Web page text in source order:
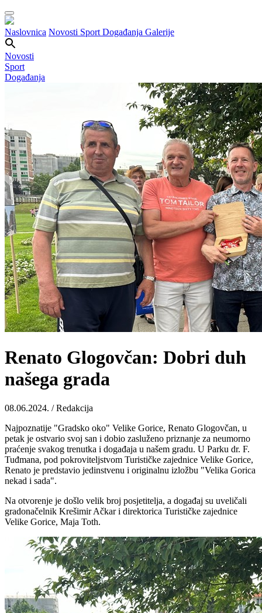
Naslovnica Novosti Sport Događanja Galerije
Novosti
Sport
Događanja
Renato Glogovčan: Dobri duh
našega grada
08.06.2024. / Redakcija
Najpoznatije "Gradsko oko" Velike Gorice, Renato Glogovčan, u
petak je ostvario svoj san i dobio zasluženo priznanje za neumorno
praćenje svakog trenutka i događaja u našem gradu. U Parku dr. F.
Tuđmana, pod pokroviteljstvom Turističke zajednice Velike Gorice,
Renato je predstavio jedinstvenu i originalnu izložbu "Velika Gorica
nekad i sada".
Na otvorenje je došlo velik broj posjetitelja, a događaj su uveličali
gradonačelnik Krešimir Ačkar i direktorica Turističke zajednice
Velike Gorice, Maja Toth.